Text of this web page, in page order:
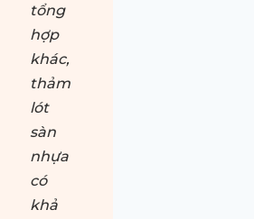
tổng
hợp
khác,
thảm
lót
sàn
nhựa
có
khả